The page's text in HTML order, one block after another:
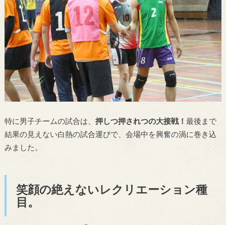
特に男子チームの試合は、 押しつ押されつの大接戦！ 最後まで
結果の見えない白熱の試合運びで、会場中を興奮の渦に巻き込
みました。
笑顔の絶えないレクリエーション種
目。